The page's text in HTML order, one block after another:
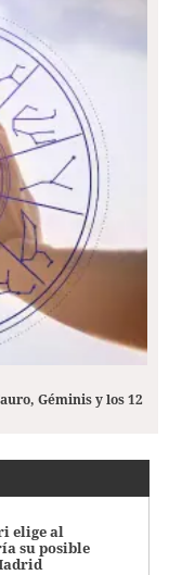
Géminis y los 12
elige al
su posible